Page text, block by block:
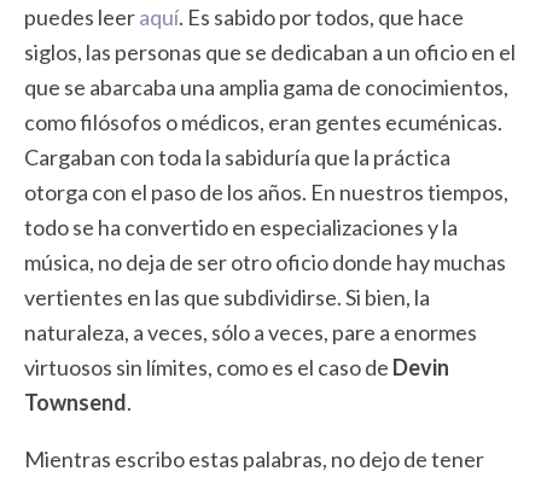
puedes leeraquí. Es sabido por todos, que hace
siglos, las personas que se dedicaban a un oficio en el
que se abarcaba una amplia gama de conocimientos,
como filósofos o médicos, eran gentes ecuménicas.
Cargaban con toda la sabiduría que la práctica
otorga con el paso de los años. En nuestros tiempos,
todo se ha convertido en especializaciones y la
música, no deja de ser otro oficio donde hay muchas
vertientes en las que subdividirse. Si bien, la
naturaleza, a veces, sólo a veces, pare a enormes
virtuosos sin límites, como es el caso de Devin
Townsend.
Mientras escribo estas palabras, no dejo de tener